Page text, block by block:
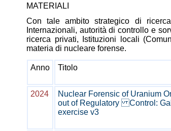
MATERIALI
Con tale ambito strategico di
Internazionali, autorità di controllo e
ricerca privati, Istituzioni locali
materia di nucleare forense.
Anno Titolo
2024
Nuclear Forensic of Uranium
out of Regulatory Control:
exercise v3